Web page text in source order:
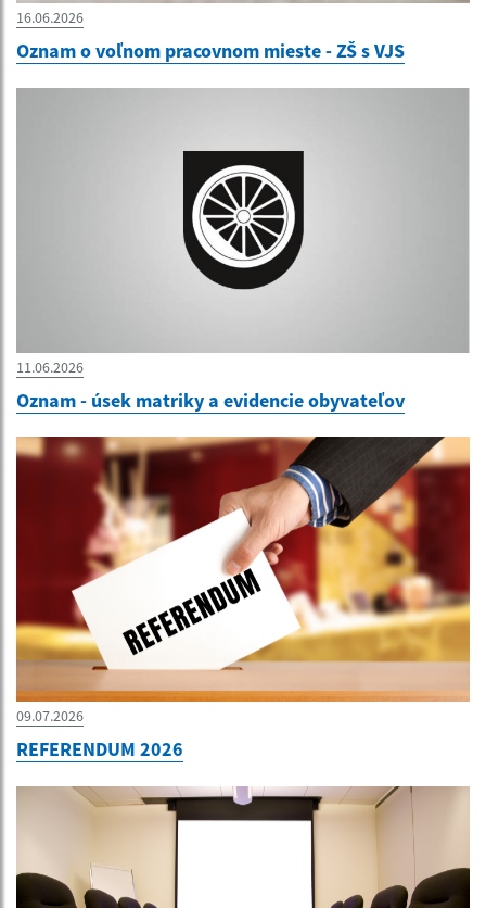
16.06.2026
Oznam o voľnom pracovnom mieste - ZŠ s VJS
11.06.2026
Oznam - úsek matriky a evidencie obyvateľov
09.07.2026
REFERENDUM 2026